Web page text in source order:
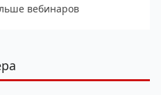
вебинаров